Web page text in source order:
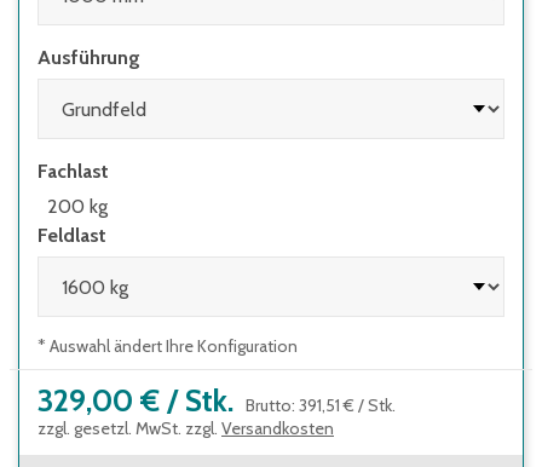
Ausführung
Fachlast
200 kg
Feldlast
* Auswahl ändert Ihre Konfiguration
329,00 € / Stk. Brutto: 391,51 € /Stk.
zzgl. gesetzl. MwSt. zzgl. Versandkosten